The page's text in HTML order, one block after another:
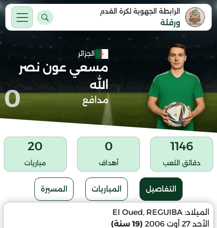
الرابطة الجهوية لكرة القدم
ورقلة
الجزائر
مسعي عون نصر
الله
مدافع 0
1146
دقائق اللعب
0
أهداف
20
مباريات
التفاصيل المباريات المسيرة
الميلاد: El Oued, REGUIBA
الأحد 27 أوت 2006
(19 سنة)